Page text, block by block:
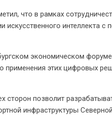
что в рамках
искусственного интеллекта
экономическом
применения этих цифровых
сторон позволит
инфраструктуры